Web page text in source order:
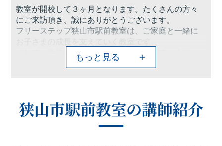
教室が開校して３ヶ月となります。たくさんの方々
にご来訪頂き、誠にありがとうございます。
フリーステップ狭山市駅前教室は、ご家庭と一緒に
お子さまの成長を支えていく教室です。
そして、生徒の頑張りを成果へとつなげていくこと
ができる講師たちがいます！
将来の夢がない、なかなか勉強時間を確保できな
い、勉強しているけど思っているより伸び悩んでし
もっと見る
狭山市駅前教室の講師紹介